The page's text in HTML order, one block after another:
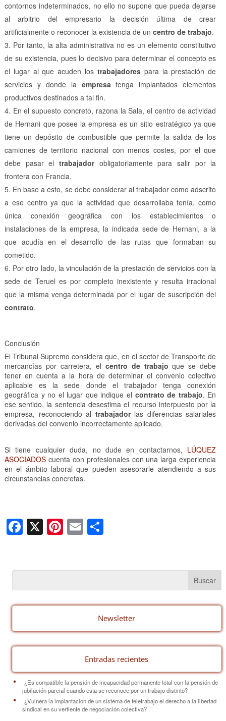
contornos indeterminados, no ello no supone que pueda dejarse
al arbitrio del empresario la decisión última de crear
artificialmente o reconocer la existencia de un centro de trabajo.
Por tanto, la alta administrativa no es un elemento constitutivo
de su existencia, pues lo decisivo para determinar el concepto es
el lugar al que acuden los trabajadorespara la prestación de
servicios y donde la empresatenga implantados elementos
productivos destinados a tal fin.
En el supuesto concreto, razona la Sala, el centro de actividad
de Hernani que posee la empresa es un sitio estratégico ya que
tiene un depósito de combustible que permite la salida de los
camiones de territorio nacional con menos costes, por el que
debe pasar el trabajadorobligatoriamente para salir por la
frontera con Francia.
En base a esto, se debe considerar al trabajador como adscrito
a ese centro ya que la actividad que desarrollaba tenía, como
única conexión geográfica con los establecimientos o
instalaciones de la empresa, la indicada sede de Hernani, a la
que acudía en el desarrollo de las rutas que formaban su
cometido.
Por otro lado, la vinculación de la prestación de servicios con la
sede de Teruel es por completo inexistente y resulta irracional
que la misma venga determinada por el lugar de suscripción del
contrato.
Conclusión
El Tribunal Supremo considera que, en el sector de Transporte de
mercancías por carretera, el centro de trabajo que se debe
tener en cuenta a la hora de determinar el convenio colectivo
aplicable es la sede donde el trabajador tenga conexión
geográfica y no el lugar que indique el contrato de trabajo. En
ese sentido, la sentencia desestima el recurso interpuesto por la
empresa, reconociendo al trabajadorlas diferencias salariales
derivadas del convenio incorrectamente aplicado.
Si tiene cualquier duda, no dude en contactarnos, LÚQUEZ
ASOCIADOScuenta con profesionales con una larga experiencia
en el ámbito laboral que pueden asesorarle atendiendo a sus
circunstancias concretas.
F
a
e
b
o
k
X Pi
nt
e
st
E
m
C
p
ar
tir
Newsletter
Entradas recientes
¿Es compatible la pensión de incapacidad permanente total con la pensión de
jubilación parcial cuando esta se reconoce por un trabajo distinto?
¿Vulnera la implantación de un sistema de teletrabajo el derecho a la libertad
sindical en su vertiente de negociación colectiva?